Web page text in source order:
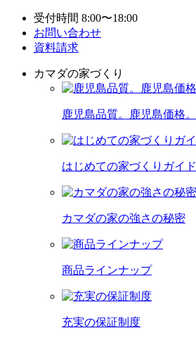
受付時間 8:00〜18:00
お問い合わせ
資料請求
カマダの家づくり
鹿児島品質。鹿児島価格。
はじめての家づくりガイド
カマダの家の強さの秘密
商品ラインナップ
充実の保証制度